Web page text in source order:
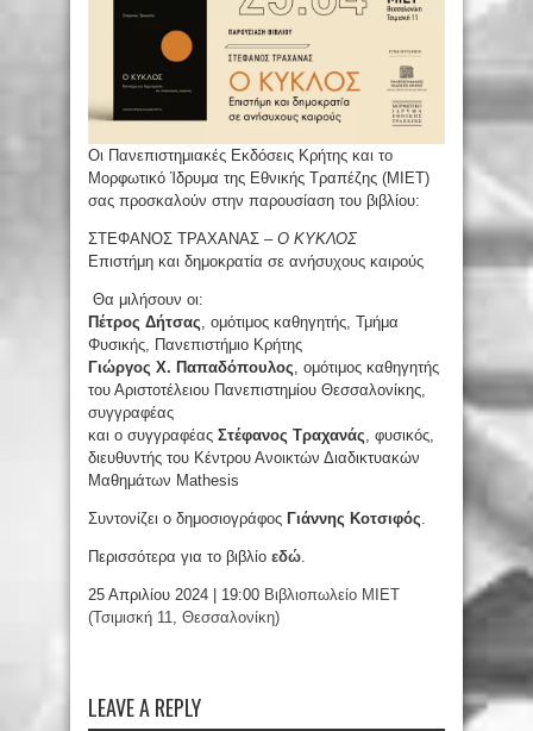
Οι Πανεπιστημιακές Εκδόσεις Κρήτης και το
Μορφωτικό Ίδρυμα της Εθνικής Τραπέζης (ΜΙΕΤ)
σας προσκαλούν στην παρουσίαση του βιβλίου:
ΣΤΕΦΑΝΟΣ ΤΡΑΧΑΝΑΣ – Ο ΚΥΚΛΟΣ
Επιστήμη και δημοκρατία σε ανήσυχους καιρούς
Θα μιλήσουν οι:
Πέτρος Δήτσας , ομότιμος καθηγητής, Τμήμα
Φυσικής, Πανεπιστήμιο Κρήτης
Γιώργος Χ. Παπαδόπουλος , ομότιμος καθηγητής
του Αριστοτέλειου Πανεπιστημίου Θεσσαλονίκης,
συγγραφέας
και ο συγγραφέας Στέφανος Τραχανάς , φυσικός,
διευθυντής του Κέντρου Ανοικτών Διαδικτυακών
Μαθημάτων Μathesis
Συντονίζει ο δημοσιογράφος Γιάννης Κοτσιφός
Περισσότερα για το βιβλίο εδώ
25 Απριλίου 2024 | 19:00 Βιβλιοπωλείο ΜΙΕΤ
(Τσιμισκή 11, Θεσσαλονίκη)
LEAVE A REPLY